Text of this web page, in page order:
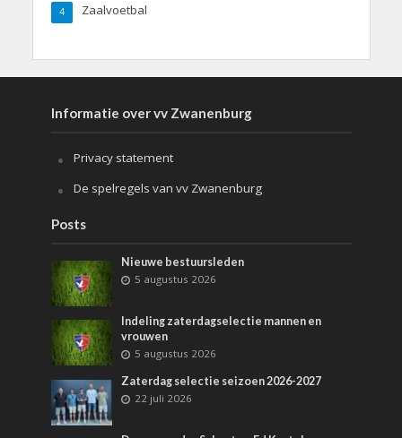
Zaalvoetbal
4
Informatie over vv Zwanenburg
Privacy statement
De spelregels van vv Zwanenburg
Posts
Nieuwe bestuursleden
5 augustus 2026
Indeling zaterdagselectie mannen en
vrouwen
5 augustus 2026
Zaterdag selectie seizoen 2026-2027
22 juli 2026